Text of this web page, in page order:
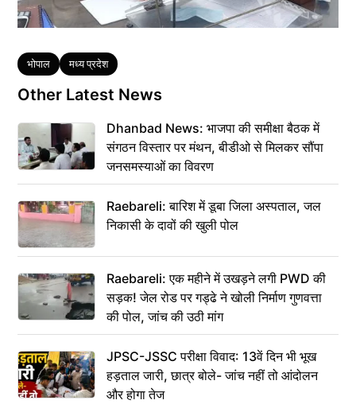
Tags
भोपाल मध्य प्रदेश
Other Latest News
Dhanbad News: भाजपा की समीक्षा बैठक में
संगठन विस्तार पर मंथन, बीडीओ से मिलकर सौंपा
जनसमस्याओं का विवरण
Raebareli: बारिश में डूबा जिला अस्पताल, जल
निकासी के दावों की खुली पोल
Raebareli: एक महीने में उखड़ने लगी PWD की
सड़क! जेल रोड पर गड्ढे ने खोली निर्माण गुणवत्ता
की पोल, जांच की उठी मांग
JPSC-JSSC परीक्षा विवाद: 13वें दिन भी भूख
हड़ताल जारी, छात्र बोले- जांच नहीं तो आंदोलन
और होगा तेज